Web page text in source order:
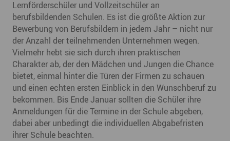
Lernförderschüler und Vollzeitschüler an
berufsbildenden Schulen. Es ist die größte Aktion zur
Bewerbung von Berufsbildern in jedem Jahr – nicht nur
der Anzahl der teilnehmenden Unternehmen wegen.
Vielmehr hebt sie sich durch ihren praktischen
Charakter ab, der den Mädchen und Jungen die Chance
bietet, einmal hinter die Türen der Firmen zu schauen
und einen echten ersten Einblick in den Wunschberuf zu
bekommen. Bis Ende Januar sollten die Schüler ihre
Anmeldungen für die Termine in der Schule abgeben,
dabei aber unbedingt die individuellen Abgabefristen
ihrer Schule beachten.